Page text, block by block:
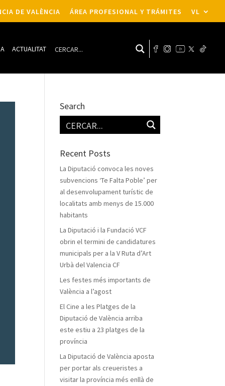
DE VALÈNCIA ÁREA PROFESIONAL Y TRÁMITES VL
ACTUALITAT
Search
Recent Posts
La Diputació convoca les noves
subvencions ‘Te Falta Poble’ per
al desenvolupament turístic de
localitats amb menys de 15.000
habitants
La Diputació i la Fundació VCF
obrin el termini de candidatures
municipals per a la V Ruta d’Art
Urbà del Valencia CF
Les festes més importants de
València a l’agost
El Cine a les Platges de la
Diputació de València arriba
este estiu a 23 platges de la
província
La Diputació de València aposta
per portar als creueristes a
visitar la província més enllà de